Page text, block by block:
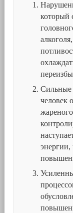
который
Сильные
человек
энергии,